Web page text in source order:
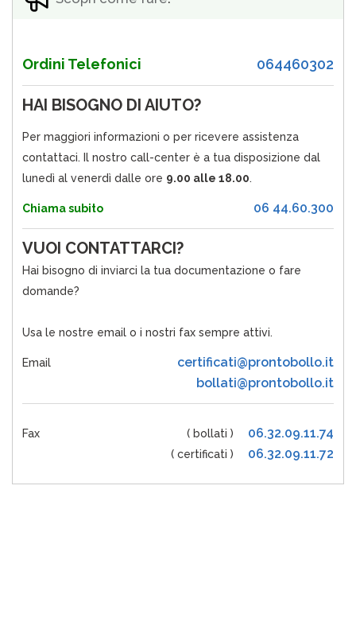
Ordini Telefonici 064460302
HAI BISOGNO DI AIUTO?
Per maggiori informazioni o per ricevere assistenza
contattaci. Il nostro call-center è a tua disposizione dal
lunedì al venerdì dalle ore 9.00 alle 18.00.
Chiama subito 06 44.60.300
VUOI CONTATTARCI?
Hai bisogno di inviarci la tua documentazione o fare
domande?
Usa le nostre email o i nostri fax sempre attivi.
Email
certificati@prontobollo.it
bollati@prontobollo.it
Fax 06.32.09.11.74
( bollati )
06.32.09.11.72
( certificati )